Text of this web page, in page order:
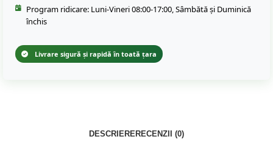
Program ridicare: Luni-Vineri 08:00-17:00, Sâmbătă și Duminică
închis
Livrare sigură și rapidă în toată țara
DESCRIERERECENZII (0)